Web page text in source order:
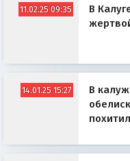
11.02.25 09:35
В
14.01.25 15:27
В